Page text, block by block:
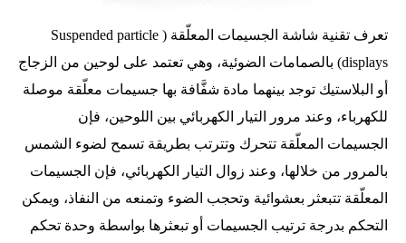
تعرف تقنية شاشة الجسيمات المعلّقة ( Suspended particle
displays) بالصمامات الضوئية، وهي تعتمد على لوحين من الزجاج
أو البلاستيك توجد بينهما مادة شفَّافة بها جسيمات معلّقة موصلة
للكهرباء، وعند مرور التيار الكهربائي بين اللوحين، فإن
الجسيمات المعلّقة تتحرك وتترتب بطريقة تسمح لضوء الشمس
بالمرور من خلالها، وعند زوال التيار الكهربائي، فإن الجسيمات
المعلّقة تتبعثر بعشوائية وتحجب الضوء وتمنعه من النفاذ، ويمكن
التحكم بدرجة ترتيب الجسيمات أو تبعثرها بواسطة وحدة تحكم